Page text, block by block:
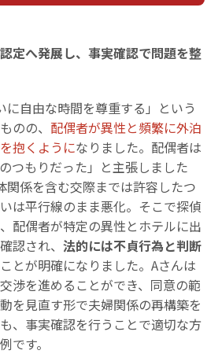
定へ発展し、事実確認で問題を整
に自由な時間を尊重する」という
のの、 配偶者が異性と頻繁に外泊
抱くようになりました。配偶者は
つもりだった」と主張しました
関係を含む交際までは許容したつ
は平行線のまま悪化。そこで探偵
配偶者が特定の異性とホテルに出
認され、法的には不貞行為と判断
ことが明確になりました。Aさんは
渉を進めることができ、同意の範
を見直す形で夫婦関係の再構築を
、事実確認を行うことで適切な方
です。